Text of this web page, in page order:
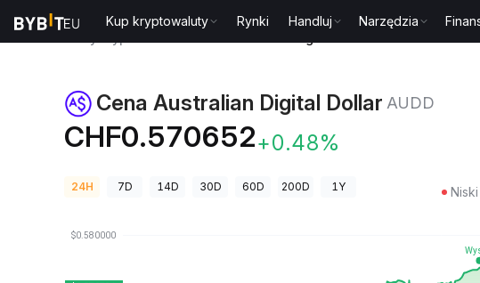
Kup kryptowaluty Rynki Handluj Narzędzia
Cena Australian Digital Dollar AUDD
CHF0.570652+0.48%
24H 7D 14D 30D 60D 200D 1Y Niski